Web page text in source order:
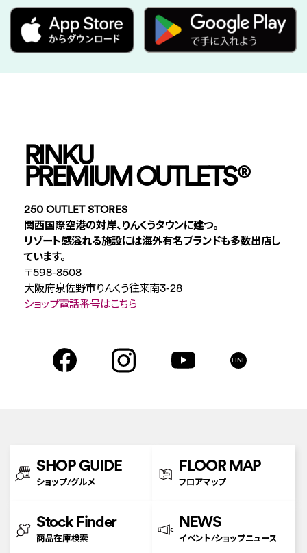
RINKU
PREMIUM OUTLETS®
250 OUTLET STORES
関西国際空港の対岸、りんくうタウンに建つ。
リゾート感溢れる施設には海外有名ブランドも多数出店し
ています。
〒598-8508
大阪府泉佐野市りんくう往来南3-28
ショップ電話番号はこちら
LINE
SHOP GUIDE
ショップ/グルメ
FLOOR MAP
フロアマップ
Stock Finder
商品在庫検索
NEWS
イベント/ショップニュース